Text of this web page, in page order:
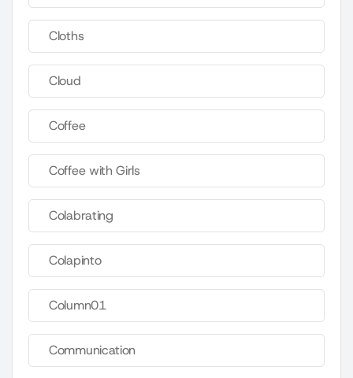
Cloths
Cloud
Coffee
Coffee with Girls
Colabrating
Colapinto
Column01
Communication